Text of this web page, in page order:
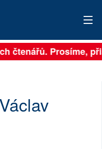
čtenářů. Prosíme,